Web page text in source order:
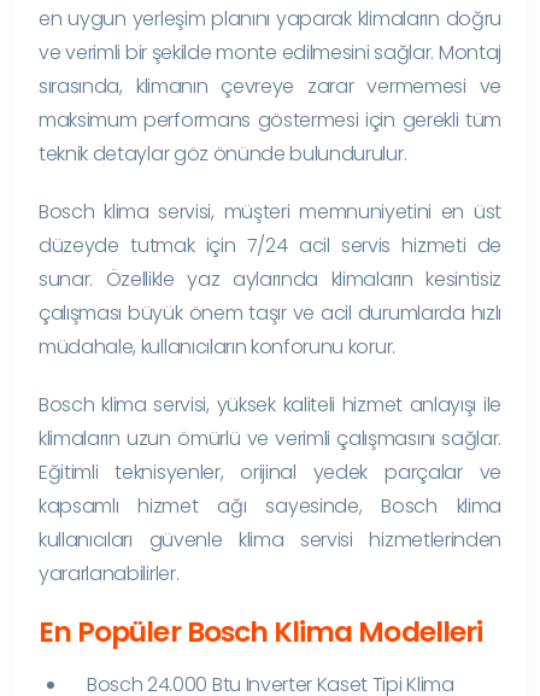
en uygun yerleşim planını yaparak klimaların doğru
ve verimli bir şekilde monte edilmesini sağlar. Montaj
sırasında, klimanın çevreye zarar vermemesi ve
maksimum performans göstermesi için gerekli tüm
teknik detaylar göz önünde bulundurulur.
Bosch klima servisi, müşteri memnuniyetini en üst
düzeyde tutmak için 7/24 acil servis hizmeti de
sunar. Özellikle yaz aylarında klimaların kesintisiz
çalışması büyük önem taşır ve acil durumlarda hızlı
müdahale, kullanıcıların konforunu korur.
Bosch klima servisi, yüksek kaliteli hizmet anlayışı ile
klimaların uzun ömürlü ve verimli çalışmasını sağlar.
Eğitimli teknisyenler, orijinal yedek parçalar ve
kapsamlı hizmet ağı sayesinde, Bosch klima
kullanıcıları güvenle klima servisi hizmetlerinden
yararlanabilirler.
En Popüler Bosch Klima Modelleri
Bosch 24.000 Btu Inverter Kaset Tipi Klima